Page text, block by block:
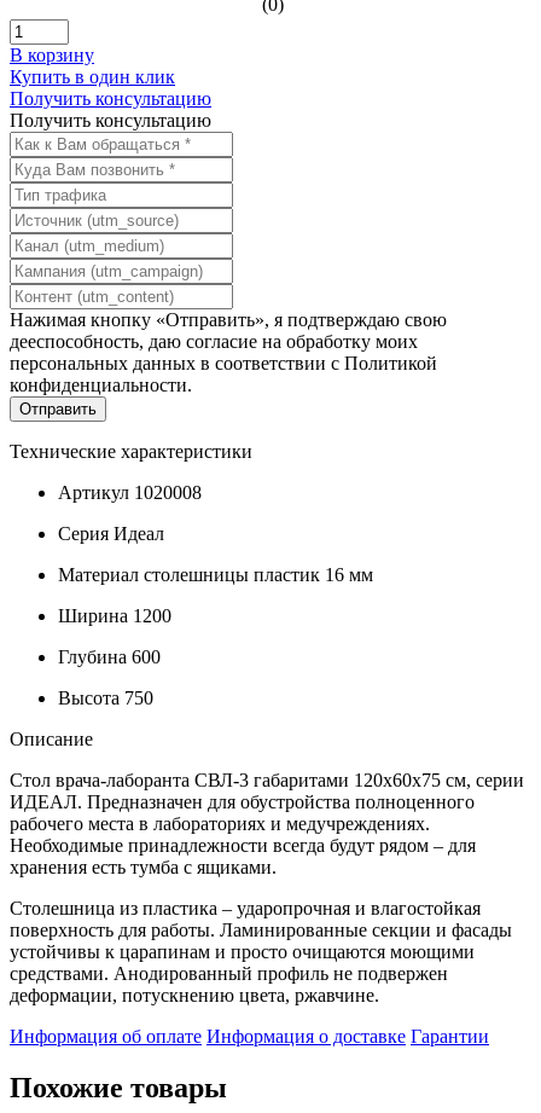
В корзину
Купить в один клик
Получить консультацию
Получить консультацию
Нажимая кнопку «Отправить», я подтверждаю свою
дееспособность, даю согласие на обработку моих
персональных данных в соответствии с Политикой
конфиденциальности.
Технические характеристики
Артикул 1020008
Серия Идеал
Материал столешницы пластик 16 мм
Ширина 1200
Глубина 600
Высота 750
Описание
Стол врача-лаборанта СВЛ-3 габаритами 120х60х75 см, серии
ИДЕАЛ. Предназначен для обустройства полноценного
рабочего места в лабораториях и медучреждениях.
Необходимые принадлежности всегда будут рядом – для
хранения есть тумба с ящиками.
Столешница из пластика – ударопрочная и влагостойкая
поверхность для работы. Ламинированные секции и фасады
устойчивы к царапинам и просто очищаются моющими
средствами. Анодированный профиль не подвержен
деформации, потускнению цвета, ржавчине.
Информация об оплате Информация о доставке Гарантии
Похожие товары